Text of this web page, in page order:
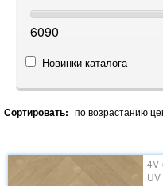
6090
Новинки каталога
Сортировать: по возрастанию
UV